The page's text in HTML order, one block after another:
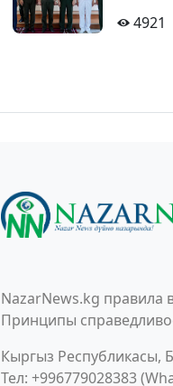
4921
NazarNews.kg правила
Принципы
Кыргыз Республикасы,
Тел: +996779028383